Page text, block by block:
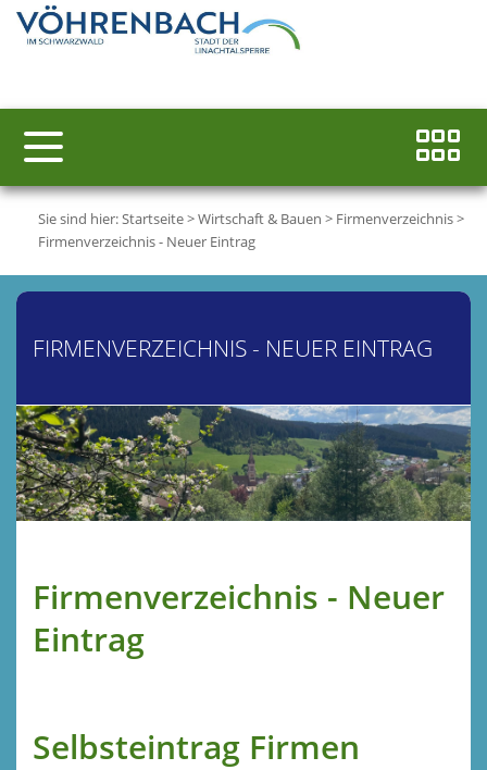
Sie sind hier:Startseite>Wirtschaft & Bauen > Firmenverzeichnis>
Firmenverzeichnis - Neuer Eintrag
FIRMENVERZEICHNIS - NEUER EINTRAG
Firmenverzeichnis - Neuer
Eintrag
Selbsteintrag Firmen